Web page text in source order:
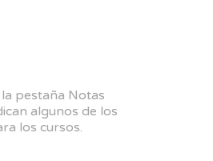
pestaña Notas
algunos de los
los cursos.